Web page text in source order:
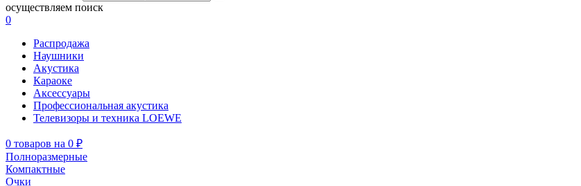
осуществляем поиск
0
Распродажа
Наушники
Акустика
Караоке
Аксессуары
Профессиональная акустика
Телевизоры и техника LOEWE
0 товаров на 0 ₽
Полноразмерные
Компактные
Очки